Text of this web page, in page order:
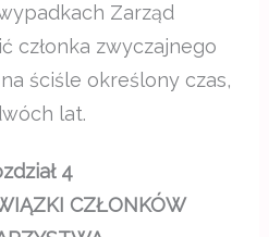
Zarząd
członka zwyczajnego
ściśle określony czas,
lat.
4
CZŁONKÓW